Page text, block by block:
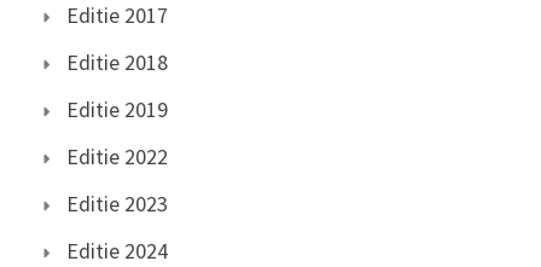
Editie 2017
Editie 2018
Editie 2019
Editie 2022
Editie 2023
Editie 2024